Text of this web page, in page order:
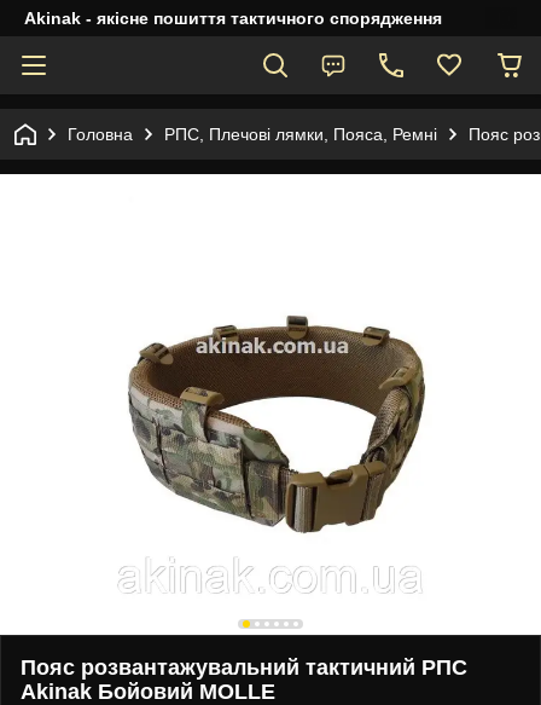
Akinak - якісне пошиття тактичного спорядження
Головна РПС, Плечові лямки, Пояса, Ремні Пояс
Пояс розвантажувальний тактичний РПС
Akinak Бойовий MOLLE